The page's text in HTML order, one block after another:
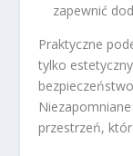
zapewnić
Praktyczne
tylko
przestrzeń,